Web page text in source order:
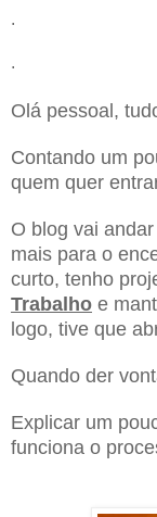
.
.
Olá pessoal,
Contando um
quem quer
O blog vai
mais para o
curto, tenho
Trabalho e
logo, tive que
Quando der
Explicar um
funciona o